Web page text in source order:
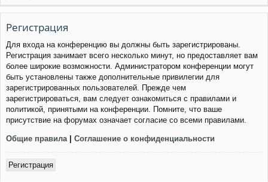
Регистрация
Для входа на конференцию вы должны быть зарегистрированы.
Регистрация занимает всего несколько минут, но предоставляет вам
более широкие возможности. Администратором конференции могут
быть установлены также дополнительные привилегии для
зарегистрированных пользователей. Прежде чем
зарегистрироваться, вам следует ознакомиться с правилами и
политикой, принятыми на конференции. Помните, что ваше
присутствие на форумах означает согласие со всеми правилами.
Общие правила | Соглашение о конфиденциальности
Регистрация